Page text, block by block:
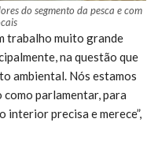
do segmento da pesca e com
trabalho muito grande
na questão que
ambiental. Nós estamos
parlamentar, para
interior precisa e merece”,